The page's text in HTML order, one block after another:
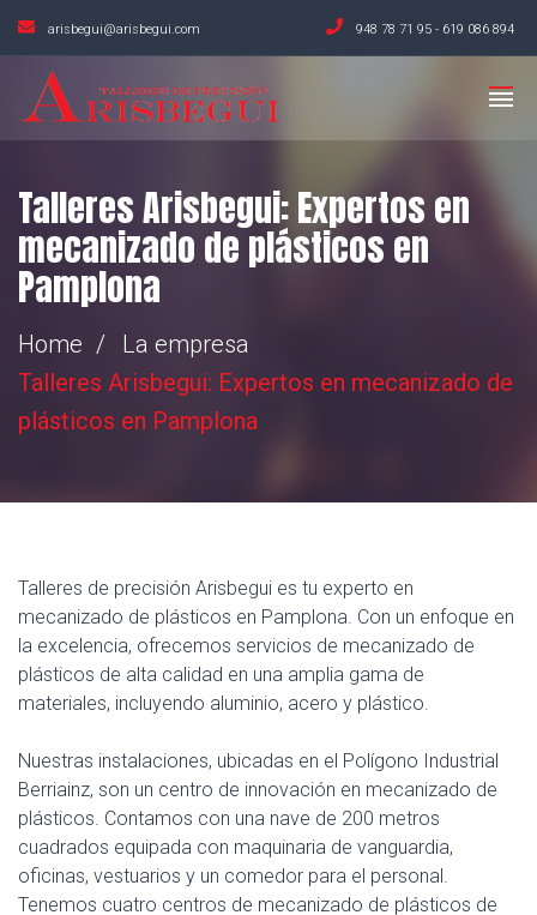
arisbegui@arisbegui.com 948 78 71 95 - 619 086 894
Talleres Arisbegui: Expertos en
mecanizado de plásticos en
Pamplona
Home
La empresa
Talleres Arisbegui: Expertos en mecanizado de
plásticos en Pamplona
Talleres de precisión Arisbegui es tu experto en
mecanizado de plásticos en Pamplona. Con un enfoque en
la excelencia, ofrecemos servicios de mecanizado de
plásticos de alta calidad en una amplia gama de
materiales, incluyendo aluminio, acero y plástico.
Nuestras instalaciones, ubicadas en el Polígono Industrial
Berriainz, son un centro de innovación en mecanizado de
plásticos. Contamos con una nave de 200 metros
cuadrados equipada con maquinaria de vanguardia,
oficinas, vestuarios y un comedor para el personal.
Tenemos cuatro centros de mecanizado de plásticos de